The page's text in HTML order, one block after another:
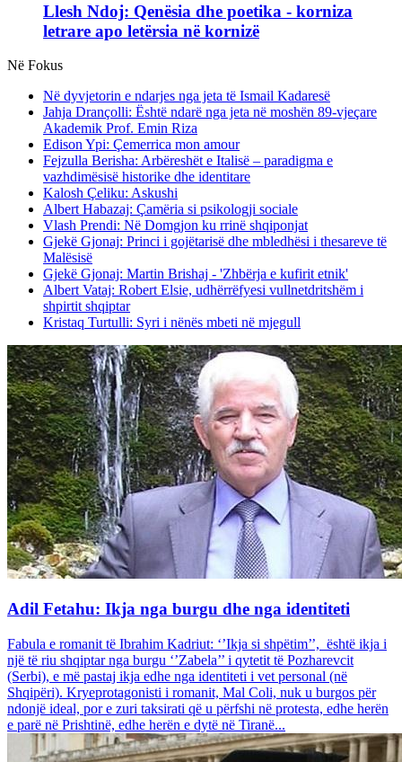
Llesh Ndoj: Qenësia dhe poetika - korniza
letrare apo letërsia në kornizë
Në Fokus
Në dyvjetorin e ndarjes nga jeta të Ismail Kadaresë
Jahja Drançolli: Është ndarë nga jeta në moshën 89-vjeçare
Akademik Prof. Emin Riza
Edison Ypi: Çemerrica mon amour
Fejzulla Berisha: Arbëreshët e Italisë – paradigma e
vazhdimësisë historike dhe identitare
Kalosh Çeliku: Askushi
Albert Habazaj: Çamëria si psikologji sociale
Vlash Prendi: Në Domgjon ku rrinë shqiponjat
Gjekë Gjonaj: Princi i gojëtarisë dhe mbledhësi i thesareve të
Malësisë
Gjekë Gjonaj: Martin Brishaj - 'Zhbërja e kufirit etnik'
Albert Vataj: Robert Elsie, udhërrëfyesi vullnetdritshëm i
shpirtit shqiptar
Kristaq Turtulli: Syri i nënës mbeti në mjegull
Adil Fetahu: Ikja nga burgu dhe nga identiteti
Fabula e romanit të Ibrahim Kadriut: ‘’Ikja si shpëtim’’, është ikja i
një të riu shqiptar nga burgu ‘’Zabela’’ i qytetit të Pozharevcit
(Serbi), e më pastaj ikja edhe nga identiteti i vet personal (në
Shqipëri). Kryeprotagonisti i romanit, Mal Coli, nuk u burgos për
ndonjë ideal, por e zuri taksirati që u përfshi në protesta, edhe herën
e parë në Prishtinë, edhe herën e dytë në Tiranë...